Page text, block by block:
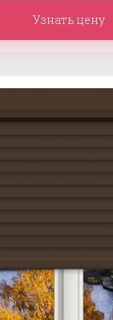
Узнать цену